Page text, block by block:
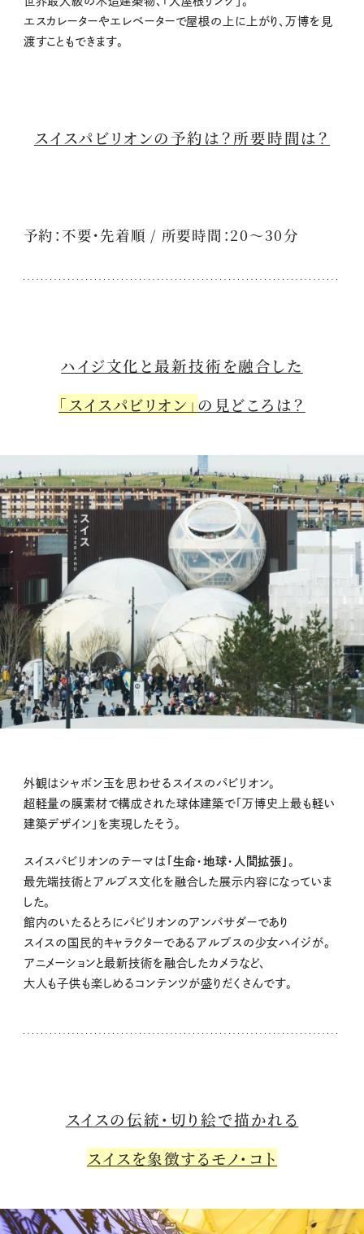
エスカレーターやエレベーターで屋根の上に上がり、万博を見
渡すこともできます。
スイスパビリオンの予約は？所要時間は？
予約：不要・先着順 / 所要時間：20～30分
ハイジ文化と最新技術を融合した
「スイスパビリオン」 の見どころは？
外観はシャボン玉を思わせるスイスのパビリオン。
超軽量の膜素材で構成された球体建築で「万博史上最も軽い
建築デザイン」を実現したそう。
スイスパビリオンのテーマは 「生命・地球・人間拡張」 。
最先端技術とアルプス文化を融合した展示内容になっていま
した。
館内のいたるとろにパビリオンのアンバサダーであり
スイスの国民的キャラクターであるアルプスの少女ハイジが。
アニメーションと最新技術を融合したカメラなど、
大人も子供も楽しめるコンテンツが盛りだくさんです。
スイスの伝統・切り絵で描かれる
スイスを象徴するモノ・コト